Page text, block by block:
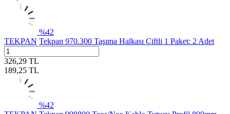
%42
TEKPAN Tekpan 970.300 Taşıma Halkası Çiftli 1 Paket: 2 Adet
326,29 TL
189,25 TL
%42